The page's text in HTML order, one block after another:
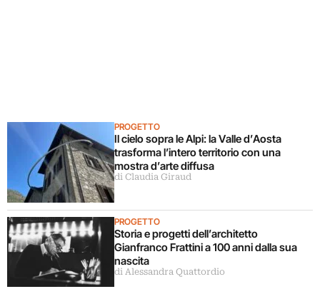
PROGETTO
Il cielo sopra le Alpi: la Valle d’Aosta
trasforma l’intero territorio con una
mostra d’arte diffusa
di Claudia Giraud
PROGETTO
Storia e progetti dell’architetto
Gianfranco Frattini a 100 anni dalla sua
nascita
di Alessandra Quattordio